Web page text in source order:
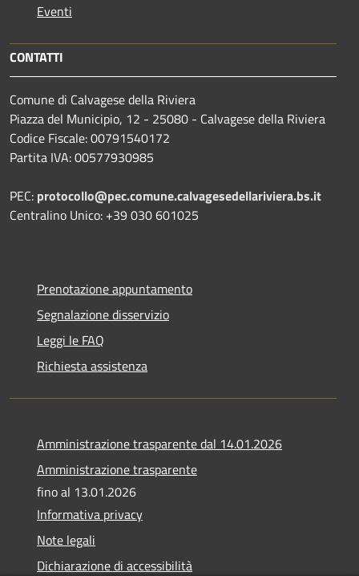
Eventi
CONTATTI
Comune di Calvagese della Riviera
Piazza del Municipio, 12 - 25080 - Calvagese della Riviera
Codice Fiscale: 00791540172
Partita IVA: 00577930985
PEC: protocollo@pec.comune.calvagesedellariviera.bs.it
Centralino Unico: +39 030 601025
Prenotazione appuntamento
Segnalazione disservizio
Leggi le FAQ
Richiesta assistenza
Amministrazione trasparente dal 14.01.2026
Amministrazione trasparente
fino al 13.01.2026
Informativa privacy
Note legali
Dichiarazione di accessibilità